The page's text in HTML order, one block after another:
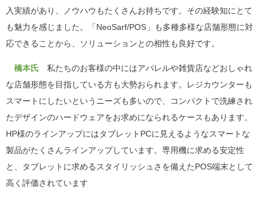
入実績があり、ノウハウもたくさんお持ちです。その経験知にとて
も魅力を感じました。「NeoSarf/POS」も多種多様な店舗形態に対
応できることから、ソリューションとの相性も良好です。
橋本氏 私たちのお客様の中にはアパレルや雑貨店などおしゃれ
な店舗形態を目指している方も大勢おられます。レジカウンターも
スマートにしたいというニーズも多いので、コンパクトで洗練され
たデザインのハードウェアをお求めになられるケースもあります。
HP様のラインアップにはタブレットPCに見えるようなスマートな
製品がたくさんラインアップしています。専用機に求める安定性
と、タブレットに求めるスタイリッシュさを備えたPOS端末として
高く評価されています